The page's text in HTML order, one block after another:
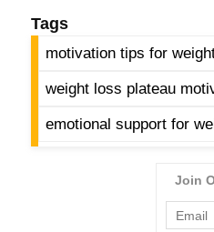
Tags
motivation tips for
weight loss plateau
emotional support for